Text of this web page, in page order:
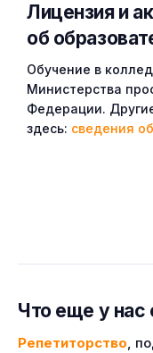
Лицензия и
об
Обучение в
Министерства
Федерации.
здесь: сведения
Что еще у нас
Репетиторство,